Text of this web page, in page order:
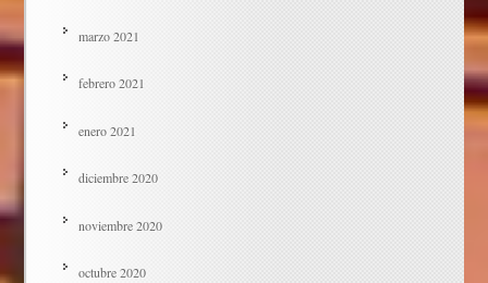
marzo 2021
febrero 2021
enero 2021
diciembre 2020
noviembre 2020
octubre 2020